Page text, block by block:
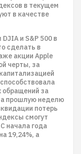
в текущем
в качестве
и S&P 500 в
сделать в
акции Apple
черты, за
обращений за
прошлую неделю
потерь
смогут
начала года
19,24%, а